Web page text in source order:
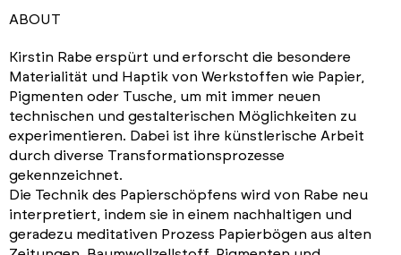
ABOUT
Kirstin Rabe erspürt und erforscht die besondere
Materialität und Haptik von Werkstoffen wie Papier,
Pigmenten oder Tusche, um mit immer neuen
technischen und gestalterischen Möglichkeiten zu
experimentieren. Dabei ist ihre künstlerische Arbeit
durch diverse Transformationsprozesse
gekennzeichnet.
Die Technik des Papierschöpfens wird von Rabe neu
interpretiert, indem sie in einem nachhaltigen und
geradezu meditativen Prozess Papierbögen aus alten